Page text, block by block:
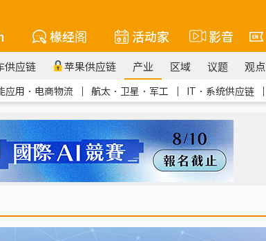
椽经阁 活动家 影音
供应链 苹果供应链 产业 区域 议题 观点
应用．电商物流 ｜ 航太．卫星．军工 ｜ IT．系统供应链 ｜